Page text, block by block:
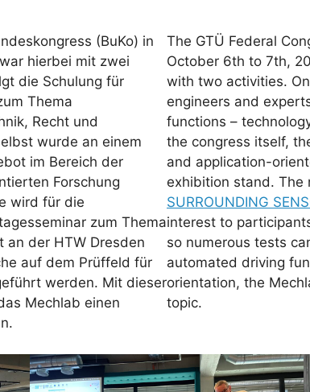
(BuKo) in
hierbei mit zwei
die Schulung für
Thema
Recht und
wurde an einem
im Bereich der
Forschung
wird für die
zum Thema
an der HTW Dresden
auf dem Prüffeld für
werden. Mit dieser
Mechlab einen
The GTÜ Federal
October 6th to 7th,
with two activities.
engineers and
functions –
the congress itself,
and application-
exhibition stand.
SURROUNDING
interest to
so numerous tests
automated driving
orientation, the
topic.